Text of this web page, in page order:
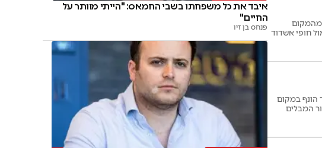
מהמקום
חופי אשדוד
הונף במקום
המבלים
איבד את כל משפחתו בשבי החמאס: "הייתי מוותר על
החיים"
פנחס בן זיו